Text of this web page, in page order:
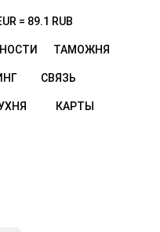
= 89.1 RUB
ТАМОЖНЯ
СВЯЗЬ
КАРТЫ